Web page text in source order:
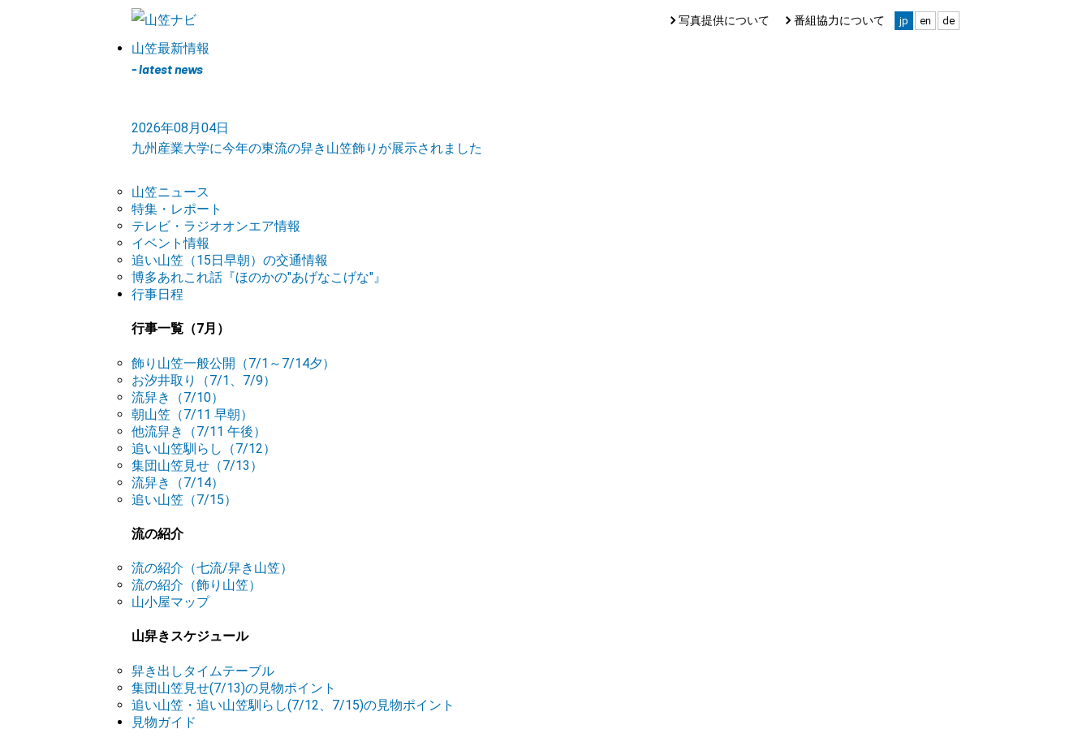
写真提供について 番組協力について jp en de
山笠最新情報
- latest news
2026年08月04日
九州産業大学に今年の東流の舁き山笠飾りが展示されました
山笠ニュース
特集・レポート
テレビ・ラジオオンエア情報
イベント情報
追い山笠（15日早朝）の交通情報
博多あれこれ話『ほのかの"あげなこげな"』
行事日程
行事一覧（7月）
飾り山笠一般公開（7/1～7/14夕）
お汐井取り（7/1、7/9）
流舁き（7/10）
朝山笠（7/11 早朝）
他流舁き（7/11 午後）
追い山笠馴らし（7/12）
集団山笠見せ（7/13）
流舁き（7/14）
追い山笠（7/15）
流の紹介
流の紹介（七流/舁き山笠）
流の紹介（飾り山笠）
山小屋マップ
山舁きスケジュール
舁き出しタイムテーブル
集団山笠見せ(7/13)の見物ポイント
追い山笠・追い山笠馴らし(7/12、7/15)の見物ポイント
見物ガイド